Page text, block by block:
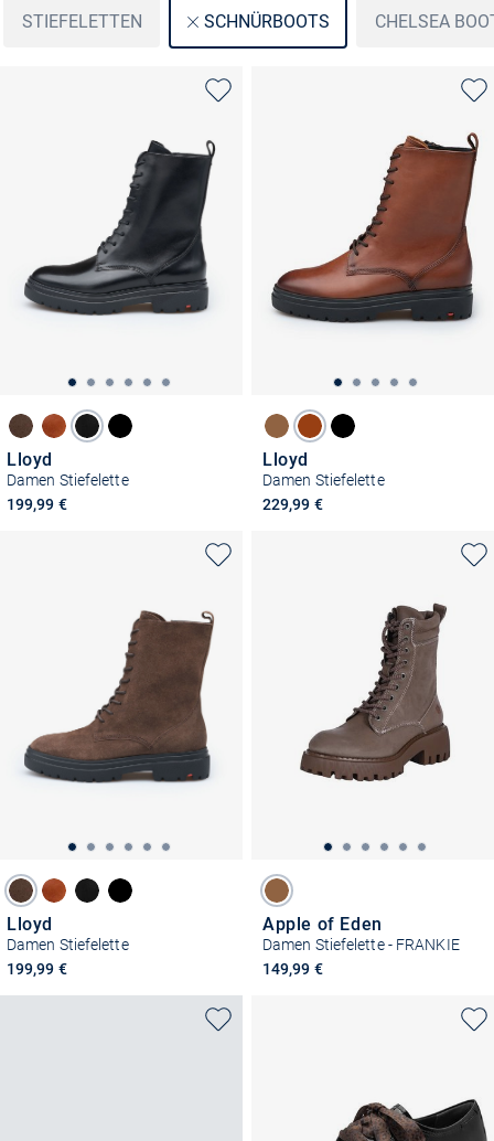
STIEFELETTEN SCHNÜRBOOTS CHELSEA
Lloyd
Damen Stiefelette
199,99 €
Lloyd
Damen Stiefelette
229,99 €
Lloyd
Damen Stiefelette
199,99 €
Apple of Eden
Damen Stiefelette - FRANKIE
149,99 €